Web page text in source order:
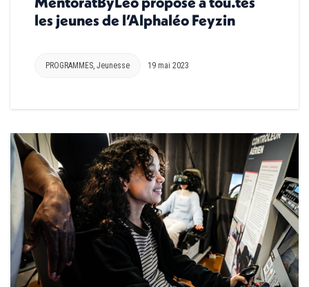
les jeunes de l’Alphaléo Feyzin
PROGRAMMES Jeunesse 19 mai 2023